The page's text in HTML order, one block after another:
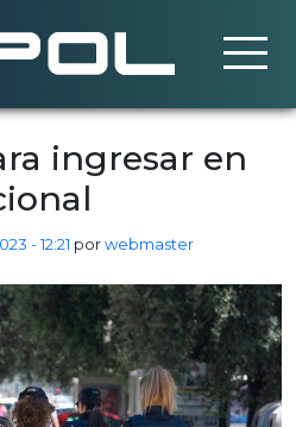
ingresar en
- 12:21 porwebmaster